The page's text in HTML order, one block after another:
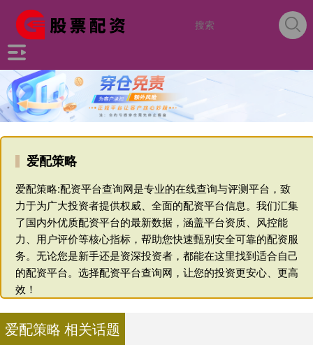
爱配策略
爱配策略:配资平台查询网是专业的在线查询与评测平台，致
力于为广大投资者提供权威、全面的配资平台信息。我们汇集
了国内外优质配资平台的最新数据，涵盖平台资质、风控能
力、用户评价等核心指标，帮助您快速甄别安全可靠的配资服
务。无论您是新手还是资深投资者，都能在这里找到适合自己
的配资平台。选择配资平台查询网，让您的投资更安心、更高
效！
爱配策略 相关话题